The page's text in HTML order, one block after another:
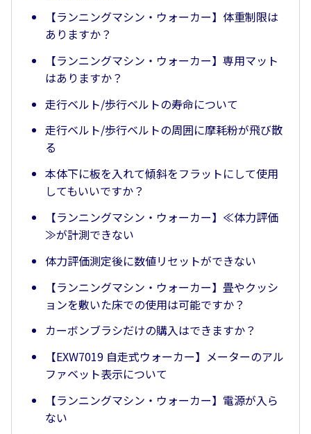
【ランニングマシン・ウォーカー】体重制限は
ありますか？
【ランニングマシン・ウォーカー】専用マット
はありますか？
走行ベルト/歩行ベルトの寿命について
走行ベルト/歩行ベルトの周囲に摩耗粉が飛び散
る
本体下に板を入れて傾斜をフラットにして使用
してもいいですか？
【ランニングマシン・ウォーカー】≪体力評価
≫が計測できない
体力評価測定後に数値リセットができない
【ランニングマシン・ウォーカー】畳やクッシ
ョンを敷いた床での使用は可能ですか？
カーボンブラシだけの購入はできますか？
【EXW7019 自走式ウォーカー】メーターのアル
ファベット表示について
【ランニングマシン・ウォーカー】電源が入ら
ない